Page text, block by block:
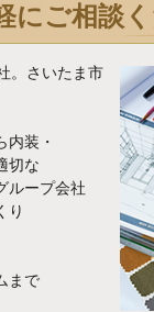
にご相談
。さいたま市
内装・
切な
ループ会社
り
まで